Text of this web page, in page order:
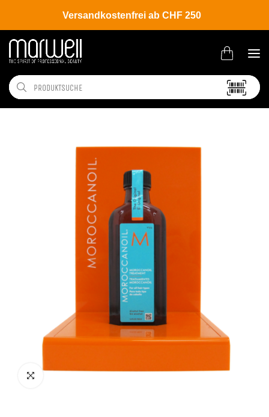
Versandkostenfrei ab CHF 250
Shop Salon Display | Aufsteller